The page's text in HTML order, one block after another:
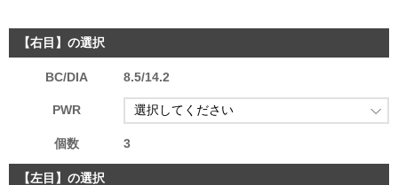
【右目】の選択
BC/DIA 8.5/14.2
PWR
個数 3
【左目】の選択